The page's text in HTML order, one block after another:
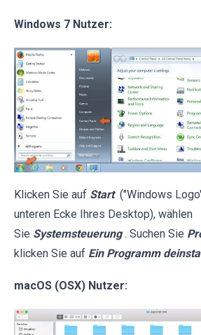
Windows 7 Nutzer:
Klicken Sie auf Start ("Windows
unteren Ecke Ihres Desktop), wählen
Sie Systemsteuerung . Suchen Sie
klicken Sie auf Ein Programm
macOS (OSX) Nutzer: